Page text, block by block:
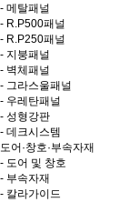
- 메탈패널
- R.P500패널
- R.P250패널
- 지붕패널
- 벽체패널
- 그라스울패널
- 우레탄패널
- 성형강판
- 데크시스템
도어·창호·부속자재
- 도어 및 창호
- 부속자재
- 칼라가이드